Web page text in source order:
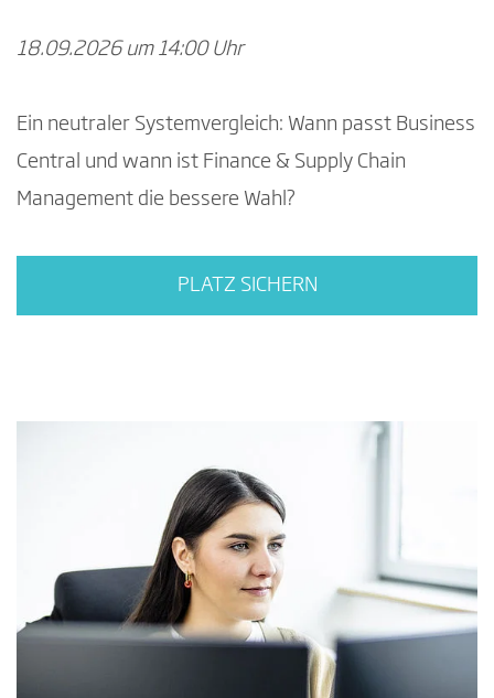
18.09.2026 um 14:00 Uhr
Ein neutraler Systemvergleich: Wann passt Business
Central und wann ist Finance & Supply Chain
Management die bessere Wahl?
PLATZ SICHERN